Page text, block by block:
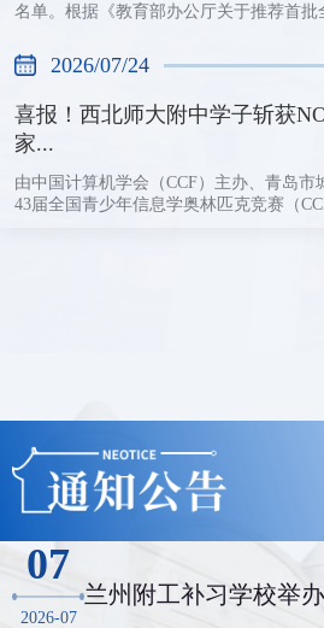
名单。根据《教育部办公厅关于推荐首批
2026/07/24
喜报！西北师大附中学子斩获
家...
由中国计算机学会（CCF）主办、青岛
43届全国青少年信息学奥林匹克竞赛（
07
2026-07
兰州附工补习学校举